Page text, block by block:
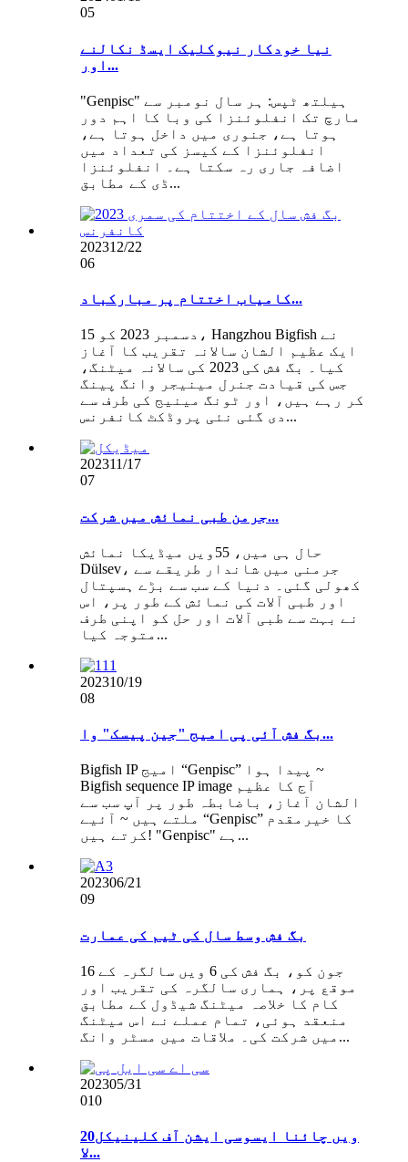
05
نیا خودکار نیوکلیک ایسڈ نکالنے
اور...
"Genpisc" ہیلتھ ٹپس: ہر سال نومبر سے
مارچ تک انفلوئنزا کی وبا کا اہم دور
ہوتا ہے، جنوری میں داخل ہوتا ہے،
انفلوئنزا کے کیسز کی تعداد میں
اضافہ جاری رہ سکتا ہے۔ انفلوئنزا
ڈی کے مطابق...
202312/22
06
کامیاب اختتام پر مبارکباد...
15 دسمبر 2023 کو، Hangzhou Bigfish نے
ایک عظیم الشان سالانہ تقریب کا آغاز
کیا۔ بگ فش کی 2023 کی سالانہ میٹنگ،
جس کی قیادت جنرل مینیجر وانگ پینگ
کر رہے ہیں، اور ٹونگ مینیج کی طرف سے
دی گئی نئی پروڈکٹ کانفرنس...
202311/17
07
جرمن طبی نمائش میں شرکت...
حال ہی میں، 55ویں میڈیکا نمائش
Dülsev، جرمنی میں شاندار طریقے سے
کھولی گئی۔ دنیا کے سب سے بڑے ہسپتال
اور طبی آلات کی نمائش کے طور پر، اس
نے بہت سے طبی آلات اور حل کو اپنی طرف
متوجہ کیا...
202310/19
08
بگ فش آئی پی امیج "جین پیسک" وا...
Bigfish IP امیج “Genpisc” پیدا ہوا ~
Bigfish sequence IP image آج کا عظیم
الشان آغاز، باضابطہ طور پر آپ سب سے
ملتے ہیں ~ آئیے “Genpisc” کا خیرمقدم
کرتے ہیں! "Genpisc" ہے...
202306/21
09
بگ فش وسط سال کی ٹیم کی عمارت
16 جون کو، بگ فش کی 6 ویں سالگرہ کے
موقع پر، ہماری سالگرہ کی تقریب اور
کام کا خلاصہ میٹنگ شیڈول کے مطابق
منعقد ہوئی، تمام عملے نے اس میٹنگ
میں شرکت کی۔ ملاقات میں مسٹر وانگ...
202305/31
010
20ویں چائنا ایسوسی ایشن آف کلینیکل
لا...